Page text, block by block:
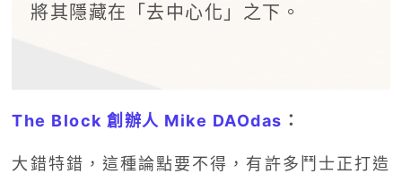
將其隱藏在「去中心化」之下。
The Block 創辦人 Mike DAOdas ：
大錯特錯，這種論點要不得，有許多鬥士正打造